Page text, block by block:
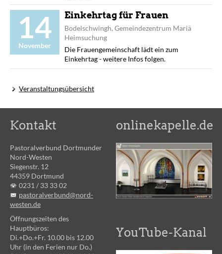
14
November
Einkehrtag für Frauen
Bodelschwingh, Gemeindezentrum Mariä
Heimsuchung
Die Frauengemeinschaft lädt ein zum
Einkehrtag - weitere Infos folgen.
Veranstaltungsübersicht
Kontakt
Pastoralverbund Dortmunder
Nord-Westen
Siegenstr. 12
44359 Dortmund
0231 / 33 33 02
pastoralverbund@nord-
westen.de
Öffnungszeiten des
Hauptbüros:
Di.+Do.+Fr. 10.00 bis 12.00
Uhr (in den Ferien nur Do.)
onlinekapelle.de
YouTube-Kanal